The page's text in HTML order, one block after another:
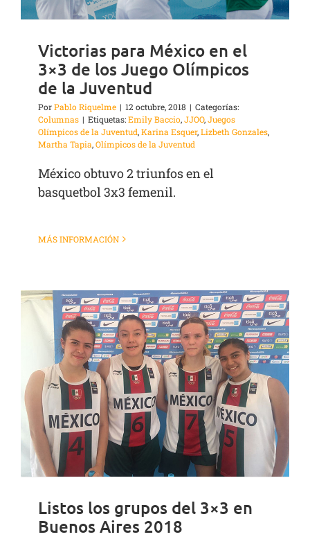
Victorias para México en el
3×3 de los Juego Olímpicos
de la Juventud
PorPablo Riquelme | 12 octubre, 2018 | Categorías:
Columnas | Etiquetas:Emily Baccio,JJOO,Juegos
Olímpicos de la Juventud,Karina Esquer,Lizbeth Gonzales,
Martha Tapia,Olímpicos de la Juventud
México obtuvo 2 triunfos en el
basquetbol 3x3 femenil.
MÁS INFORMACIÓN
Listos los grupos del 3×3 en
Buenos Aires 2018